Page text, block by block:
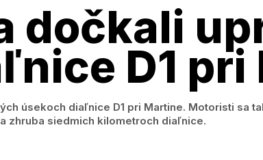
dočkali
D1 pri
úsekoch diaľnice D1 pri Martine. Motoristi sa
zhruba siedmich kilometroch diaľnice.